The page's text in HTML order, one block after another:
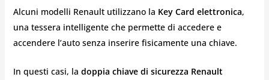
Alcuni modelli Renault utilizzano la Key Card elettronica,
una tessera intelligente che permette di accedere e
accendere l’auto senza inserire fisicamente una chiave.
In questi casi, la doppia chiave di sicurezza Renault